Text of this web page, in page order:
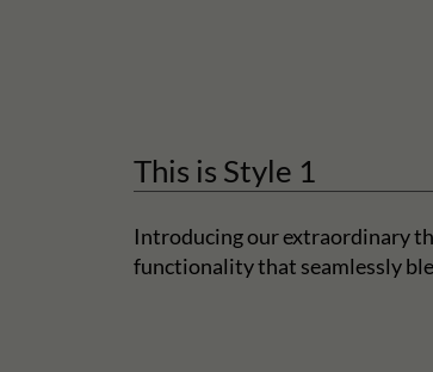
This is Style 1
Introducing our extraordinary
functionality that seamlessly